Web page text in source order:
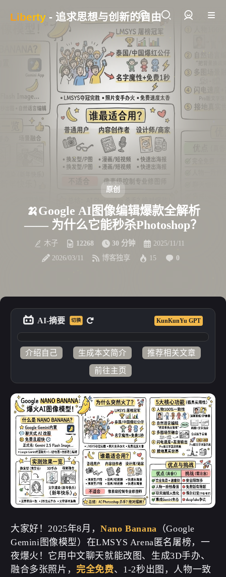
Liberty - 追求思想与创新的自由
登录
原创
🍌Google AI图像编辑爆款全解析
—— 为什么它能秒杀Photoshop？
木子 12268 30 分钟
2025/11/11
2026/03/11
博客独享 15 0
AI-摘要 切换 KunKunYu GPT
介绍自己 生成本文简介 推荐相关文章
前往主页
大家好！2025年8月，Nano Banana （Google
Gemini图像模型）在LMSYS Arena匿名屠榜，一
夜爆火！它用中文聊天就能改图、生成3D手办、
融合多张照片， 完全免费、1-2秒出图，人物一致